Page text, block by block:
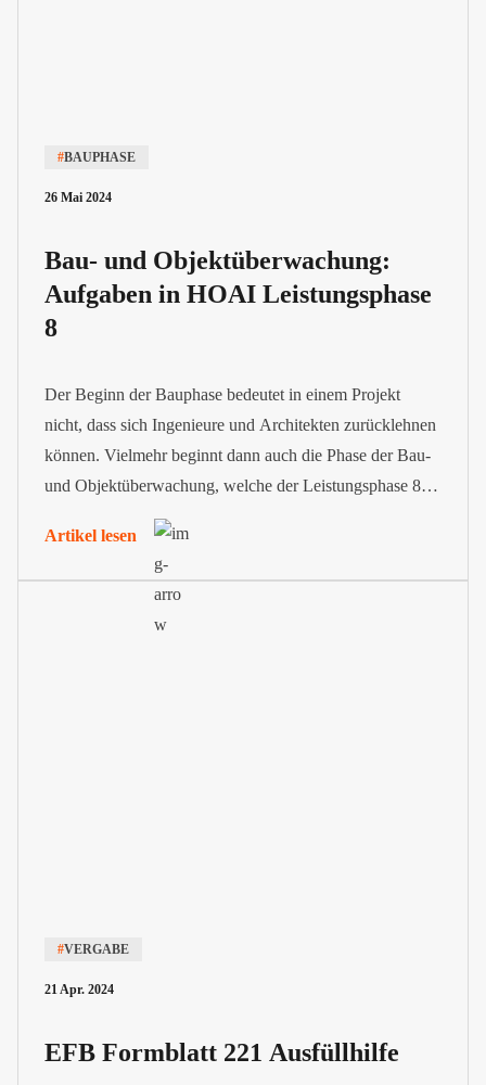
#BAUPHASE
26 Mai 2024
Bau- und Objektüberwachung:
Aufgaben in HOAI Leistungsphase
8
Der Beginn der Bauphase bedeutet in einem Projekt
nicht, dass sich Ingenieure und Architekten zurücklehnen
können. Vielmehr beginnt dann auch die Phase der Bau-
und Objektüberwachung, welche der Leistungsphase 8
im Rahmen der Honorarordnung für Architekten und
Ingenieure (HOAI) entspricht.
Artikel lesen
#VERGABE
21 Apr. 2024
EFB Formblatt 221 Ausfüllhilfe